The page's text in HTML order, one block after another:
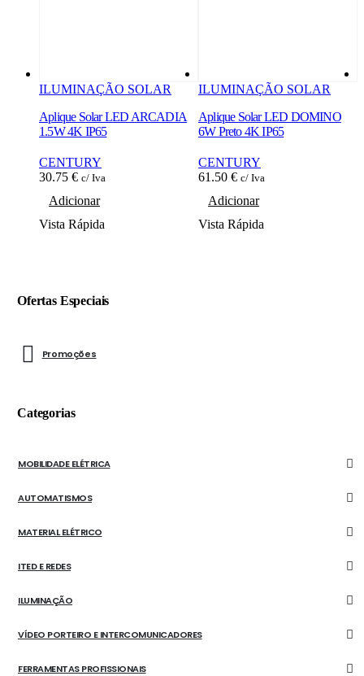
ILUMINAÇÃO SOLAR
Aplique Solar LED ARCADIA
1.5W 4K IP65
CENTURY
30.75 € c/ Iva
Adicionar
Vista Rápida
ILUMINAÇÃO SOLAR
Aplique Solar LED DOMINO
6W Preto 4K IP65
CENTURY
61.50 € c/ Iva
Adicionar
Vista Rápida
Ofertas Especiais
Promoções
Categorias
MOBILIDADE ELÉTRICA
AUTOMATISMOS
MATERIAL ELÉTRICO
ITED E REDES
ILUMINAÇÃO
VÍDEO PORTEIRO E INTERCOMUNICADORES
FERRAMENTAS PROFISSIONAIS